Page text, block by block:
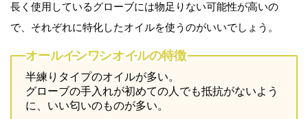
長く使用しているグローブには物足りない可能性が高いの
で、それぞれに特化したオイルを使うのがいいでしょう。
オールインワンオイルの特徴
半練りタイプのオイルが多い。
グローブの手入れが初めての人でも抵抗がないよう
に、いい匂いのものが多い。